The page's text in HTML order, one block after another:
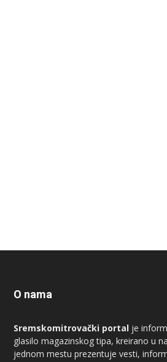
O nama
Sremskomitrovački portal je
glasilo magazinskog tipa, kreirano u
jednom mestu prezentuje vesti,